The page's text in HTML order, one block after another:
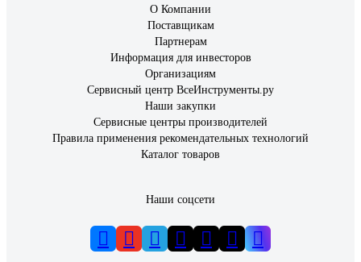
О Компании
Поставщикам
Партнерам
Информация для инвесторов
Организациям
Сервисный центр ВсеИнструменты.ру
Наши закупки
Сервисные центры производителей
Правила применения рекомендательных технологий
Каталог товаров
Наши соцсети